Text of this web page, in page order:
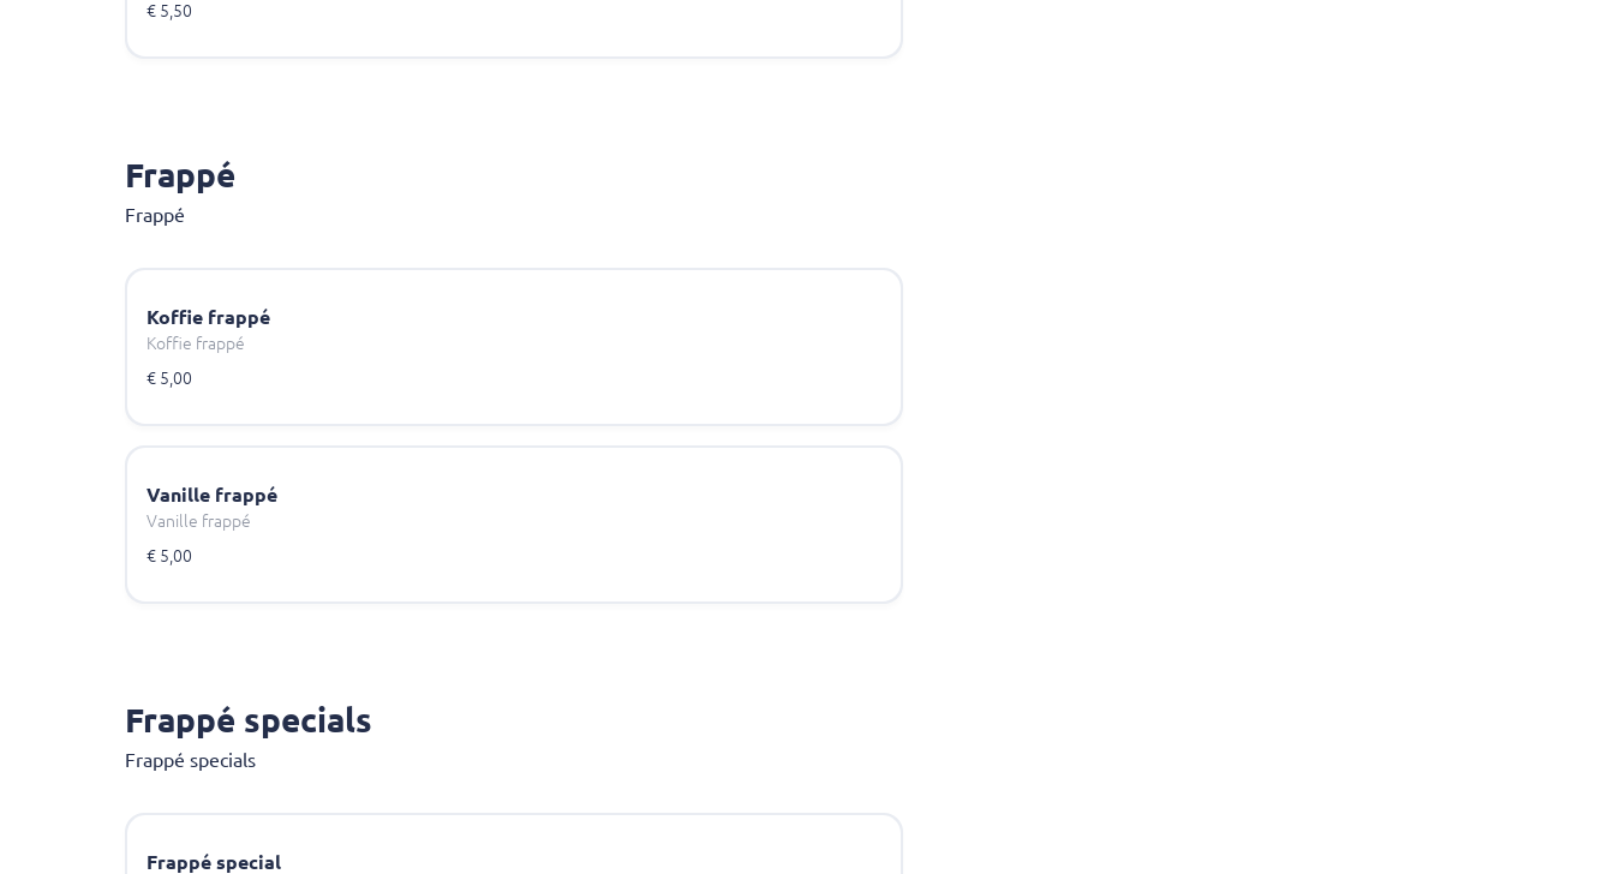
€ 5,50
Frappé
Frappé
Koffie frappé
Koffie frappé
€ 5,00
Vanille frappé
Vanille frappé
€ 5,00
Frappé specials
Frappé specials
Frappé special